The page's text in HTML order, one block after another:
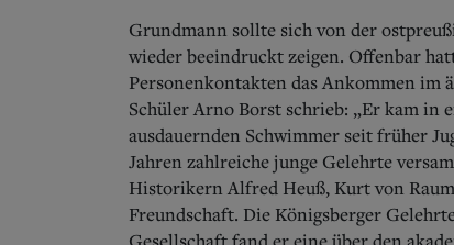
Grundmann sollte sich von der
wieder beeindruckt zeigen. Offenbar
Personenkontakten das Ankommen im
Schüler Arno Borst schrieb: „Er kam in
ausdauernden Schwimmer seit früher
Jahren zahlreiche junge Gelehrte
Historikern Alfred Heuß, Kurt von
Freundschaft. Die Königsberger